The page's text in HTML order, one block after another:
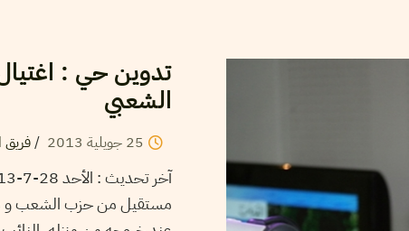
تدوين حي :
الشعبي
25 جويلية 2013
/فريق
آخر تحديث : الأحد 28-7-2013 – الساعة 21:40